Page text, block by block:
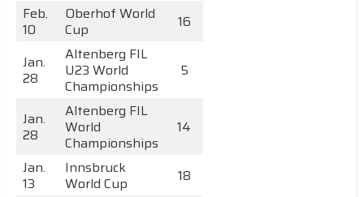
Feb.
10
Oberhof World
Cup
16
Jan.
28
Altenberg FIL
U23 World
Championships
5
Jan.
28
Altenberg FIL
World
Championships
14
Jan.
13
Innsbruck
World Cup
18